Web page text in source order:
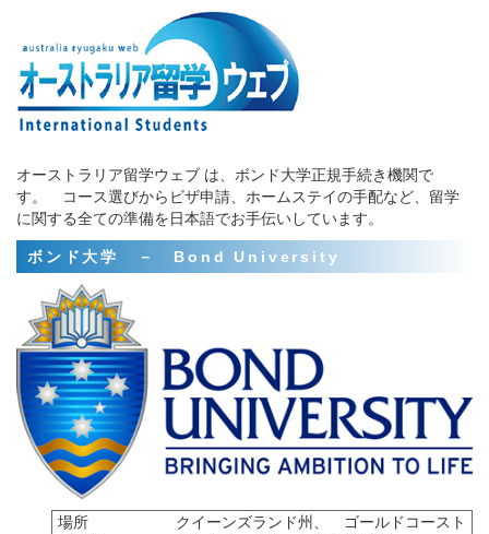
オーストラリア留学ウェブ は、ボンド大学正規手続き機関で
す。 コース選びからビザ申請、ホームステイの手配など、留学
に関する全ての準備を日本語でお手伝いしています。
ボンド大学 － Bond University
場所
クイーンズランド州、 ゴールドコースト